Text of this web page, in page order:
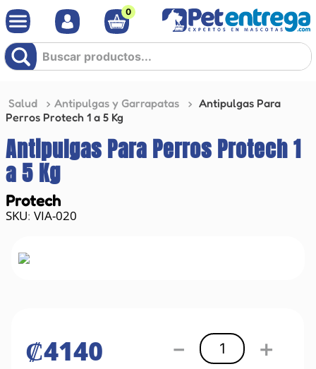
0
Buscar productos...
Salud Antipulgas y Garrapatas
Antipulgas Para
Perros Protech 1 a 5 Kg
Antipulgas Para Perros Protech 1
a 5 Kg
Protech
: VIA-020
₡4140 ＋
－